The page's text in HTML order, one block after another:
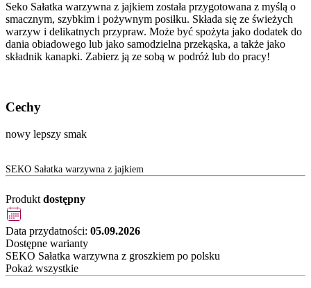
Seko Sałatka warzywna z jajkiem została przygotowana z myślą o
smacznym, szybkim i pożywnym posiłku. Składa się ze świeżych
warzyw i delikatnych przypraw. Może być spożyta jako dodatek do
dania obiadowego lub jako samodzielna przekąska, a także jako
składnik kanapki. Zabierz ją ze sobą w podróż lub do pracy!
Cechy
nowy lepszy smak
SEKO Sałatka warzywna z jajkiem
Produkt dostępny
Data przydatności: 05.09.2026
Dostępne warianty
SEKO Sałatka warzywna z groszkiem po polsku
Pokaż wszystkie